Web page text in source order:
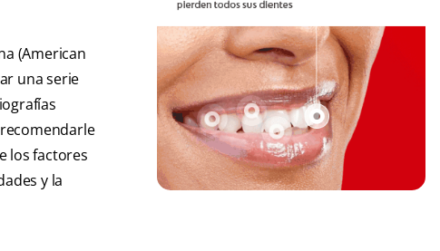
(American
una serie
los factores
y la